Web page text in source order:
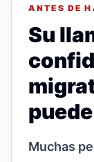
ANTES DE
Su
Muchas